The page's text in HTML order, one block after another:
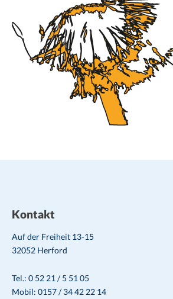
Kontakt
Auf der Freiheit 13-15
32052 Herford
Tel.: 0 52 21 / 5 51 05
Mobil: 0157 / 34 42 22 14